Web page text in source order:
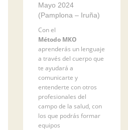
Mayo 2024
(Pamplona – Iruña)
Con el
Método MKO
aprenderás un lenguaje
a través del cuerpo que
te ayudará a
comunicarte y
entenderte con otros
profesionales del
campo de la salud, con
los que podrás formar
equipos